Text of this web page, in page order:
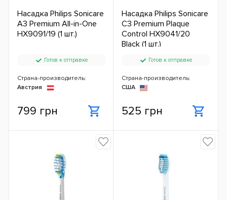
Насадка Philips Sonicare
A3 Premium All-in-One
HX9091/19 (1 шт.)
Готов к отправке
Страна-производитель:
Австрия
799 грн
Насадка Philips Sonicare
C3 Premium Plaque
Control HX9041/20
Black (1 шт.)
Готов к отправке
Страна-производитель:
США
525 грн